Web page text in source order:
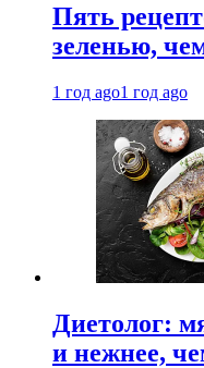
Пять
зеленью,
1 год ago1 год ago
Диетолог:
и нежнее,